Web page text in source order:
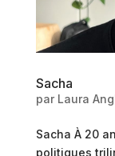
Sacha
par Laura
Sacha À 20
politiques